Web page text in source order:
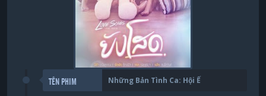
TÊN PHIM Những Bản Tình Ca: Hội Ế